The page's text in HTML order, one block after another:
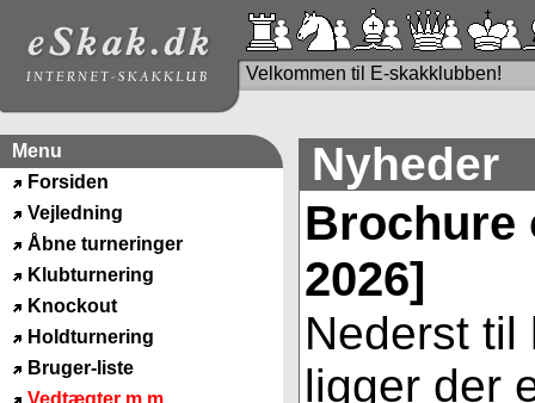
Velkommen til E-skakklubben!
Menu
Forsiden
Vejledning
Åbne turneringer
Klubturnering
Knockout
Holdturnering
Bruger-liste
Vedtægter m.m.
Nyheder
Brochure
2026]
Nederst til
ligger der